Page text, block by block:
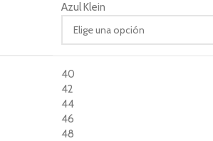
Azul Klein
40
42
44
46
48